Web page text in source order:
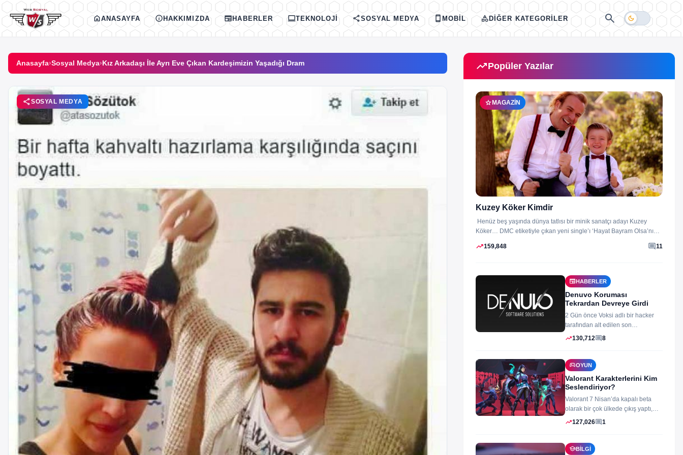
İçeriğe geç
homeANASAYFA infoHAKKIMIZDA newspaperHABERLER computerTEKNOLOJI shareSOSYAL MEDYA smartphoneMOBIL categoryDIĞER KATEGORILER search dark_mode
Anasayfa›Sosyal Medya›Kız Arkadaşı İle Ayrı Eve Çıkan Kardeşimizin Yaşadığı Dram
shareSOSYAL MEDYA
trending_upPopüler Yazılar
star MAGAZIN
Kuzey Köker Kimdir
Henüz beş yaşında dünya tatlısı bir minik sanatçı adayı Kuzey
Köker… DMC etiketiyle çıkan yeni single’ı ‘Hayat Bayram Olsa’nın
trending_up159,848 comment11
newspaperHABERLER
Denuvo Koruması
Tekrardan Devreye Girdi
2 Gün önce Voksi adlı bir hacker
tarafından alt edilen son
dönemlerin yıkılmaz korsan
trending_up130,712comment8
sports_esportsOYUN
Valorant Karakterlerini Kim
Seslendiriyor?
Valorant 7 Nisan’da kapalı beta
olarak bir çok ülkede çıkış yaptı,
oyun izleyenler ve oynayanlar...
trending_up127,026comment1
schoolBILGI